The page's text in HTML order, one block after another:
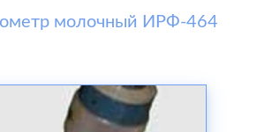
молочный ИРФ-464